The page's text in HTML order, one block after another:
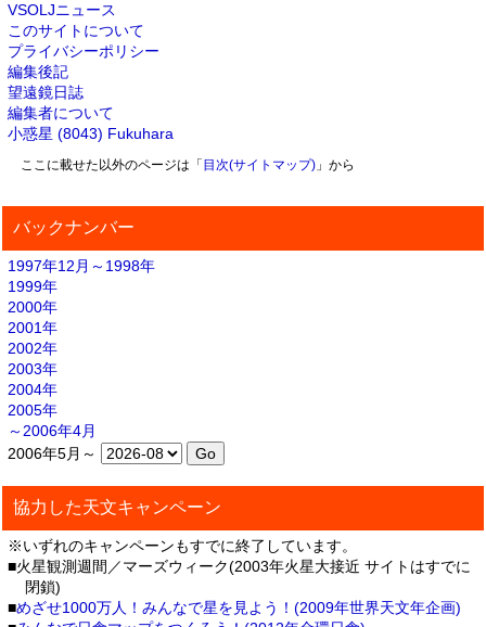
VSOLJニュース
このサイトについて
プライバシーポリシー
編集後記
望遠鏡日誌
編集者について
小惑星 (8043) Fukuhara
ここに載せた以外のページは「 目次(サイトマップ)」から
バックナンバー
1997年12月～1998年
1999年
2000年
2001年
2002年
2003年
2004年
2005年
～2006年4月
2006年5月～
協力した天文キャンペーン
※いずれのキャンペーンもすでに終了しています。
■火星観測週間／マーズウィーク(2003年火星大接近 サイトはすでに
閉鎖)
■めざせ1000万人！みんなで星を見よう！(2009年世界天文年企画)